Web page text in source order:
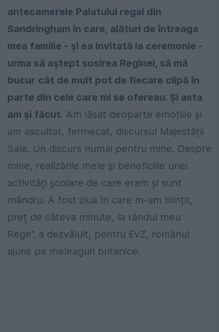
antecamerele Palatului regal din
Sandringham în care, alături de întreaga
mea familie - și ea invitată la ceremonie -
urma să aștept sosirea Reginei, să mă
bucur cât de mult pot de fiecare clipă în
parte din cele care mi se ofereau. Și asta
am și făcut. Am lăsat deoparte emoțiile și
am ascultat, fermecat, discursul Majestății
Sale. Un discurs numai pentru mine. Despre
mine, realizările mele și beneficiile unei
activități școlare de care eram și sunt
mândru. A fost ziua în care m-am simțit,
preț de câteva minute, la rândul meu
Rege”, a dezvăluit, pentru EvZ, românul
ajuns pe meleaguri britanice.